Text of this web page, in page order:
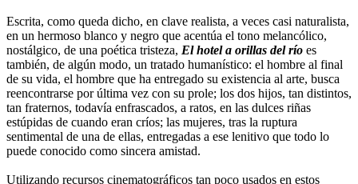
Escrita, como queda dicho, en clave realista, a veces casi naturalista,
en un hermoso blanco y negro que acentúa el tono melancólico,
nostálgico, de una poética tristeza, El hotel a orillas del río es
también, de algún modo, un tratado humanístico: el hombre al final
de su vida, el hombre que ha entregado su existencia al arte, busca
reencontrarse por última vez con su prole; los dos hijos, tan distintos,
tan fraternos, todavía enfrascados, a ratos, en las dulces riñas
estúpidas de cuando eran críos; las mujeres, tras la ruptura
sentimental de una de ellas, entregadas a ese lenitivo que todo lo
puede conocido como sincera amistad.
Utilizando recursos cinematográficos tan poco usados en estos